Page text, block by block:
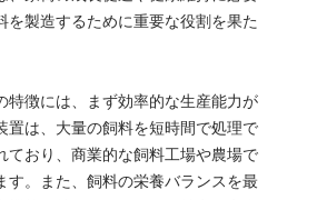
を製造するために重要な役割を果た
特徴には、まず効率的な生産能力が
置は、大量の飼料を短時間で処理で
ており、商業的な飼料工場や農場で
す。また、飼料の栄養バランスを最